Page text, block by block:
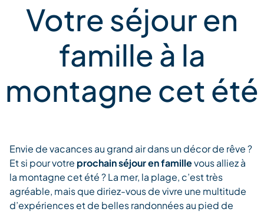
Votre séjour en
famille à la
montagne cet été
Envie de vacances au grand air dans un décor de rêve ?
Et si pour votre prochain séjour en famillevous alliez à
la montagne cet été ? La mer, la plage, c’est très
agréable, mais que diriez-vous de vivre une multitude
d’expériences et de belles randonnées au pied de